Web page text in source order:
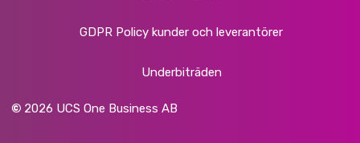
© 2026 UCS One Business AB
GDPR Policy kunder och leverantörer
Underbiträden